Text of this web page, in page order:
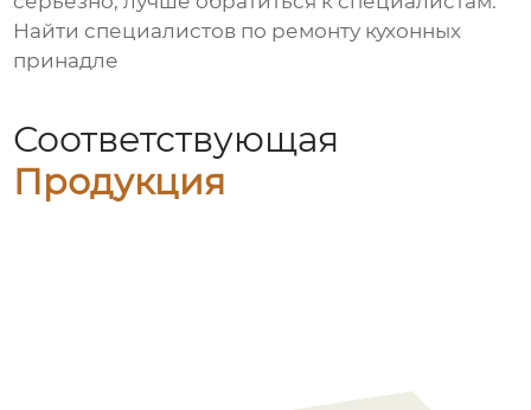
Найти специалистов по ремонту кухонных
принадле
Соответствующая
Продукция